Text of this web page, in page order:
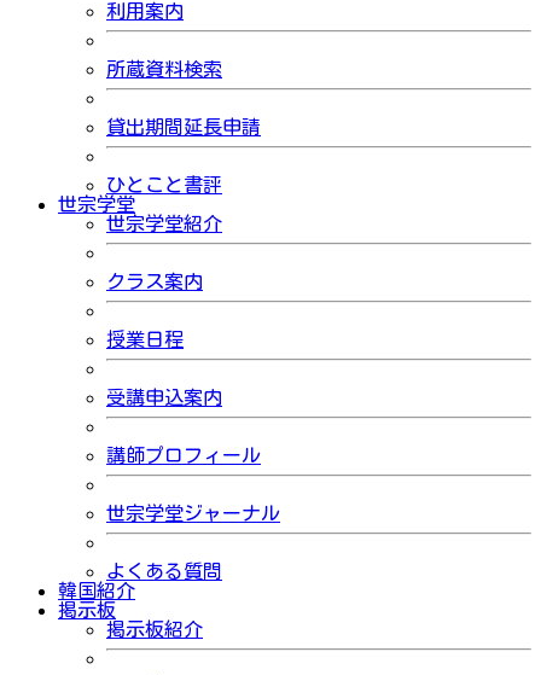
利用案内
所蔵資料検索
貸出期間延長申請
ひとこと書評
世宗学堂
世宗学堂紹介
クラス案内
授業日程
受講申込案内
講師プロフィール
世宗学堂ジャーナル
よくある質問
韓国紹介
掲示板
掲示板紹介